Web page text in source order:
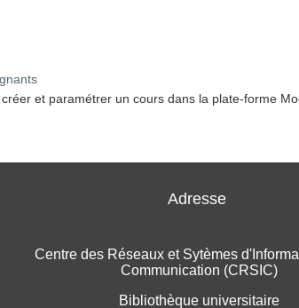
et paramétrer un cours dans la plate-forme
Adresse
Centre des Réseaux et Sytèmes
Communication (CRSIC)
Bibliothèque universitaire